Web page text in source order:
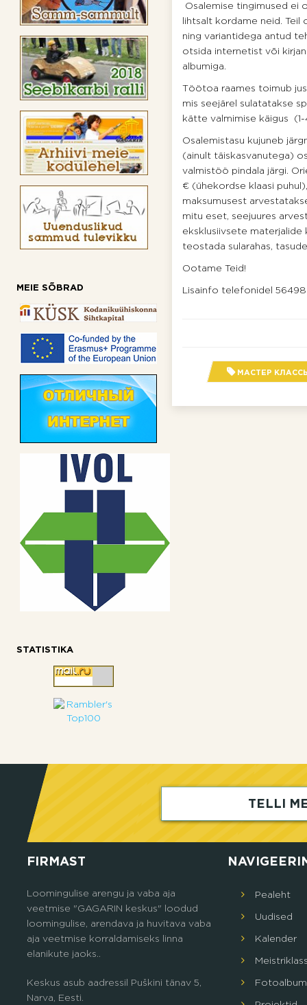
MEIE SÕBRAD
STATISTIKA
Osalemise tingimused ei
lihtsalt kordame neid.
ning variantidega antud
otsida internetist või
albumiga.
Töötoa raames toimub
mis seejärel sulatatakse
kätte valmimise käigus
Osalemistasu kujuneb
(ainult täiskasvanutega)
valmistöö pindala järgi.
€ (ühekordse klaasi
maksumusest
mitu eset, seejuures
eksklusiivsete materjalide
teostada sularahas,
Ootame Teid!
Lisainfo telefonidel
МАСТЕР
TELLI
FIRMAST
Loomingulise arengu ja vaba aja
veetmise "GAGARIN keskus" loodud
loomingulise, arendava ja huvitava vaba
aja veetmise korraldamiseks linna
elanikute jaoks..
Keskus asub aadressil Puškini tänav 5,
Narva, Eesti.
Pealeht
Uudised
Кalender
Fotoalbum